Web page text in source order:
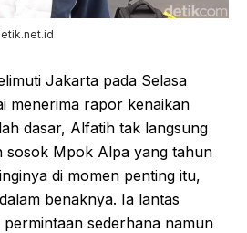
Jakarta pada Selasa
menerima rapor kenaikan
dasar, Alfatih tak langsung
sosok Mpok Alpa yang tahun
di momen penting itu,
benaknya. Ia lantas
sederhana namun